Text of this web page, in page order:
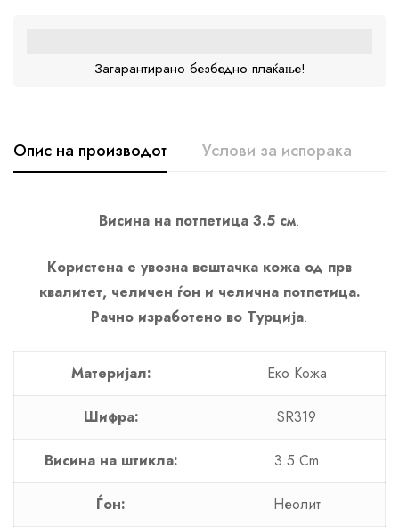
Загарантирано безбедно плаќање!
Опис на производот Услови за испорака
Висина на потпетица 3.5 см.
Користена е увозна вештачка кожа од прв
квалитет, челичен ѓон и челична потпетица.
Рачно изработено во Турција.
Материјал: Еко Кожа
Шифра: SR319
Висина на штикла: 3.5 Cm
Ѓон: Неолит